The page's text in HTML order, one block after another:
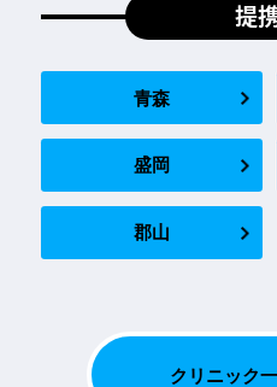
提
青森
盛岡
郡山
クリニック